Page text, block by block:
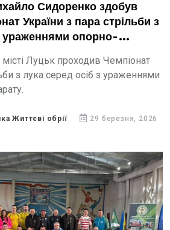
Сидоренко здобув
України з пара стрільби з
ураженнями опорно-
Луцьк проходив Чемпіонат
з лука серед осіб з ураженнями
Життєві обрії 29 березня, 2026